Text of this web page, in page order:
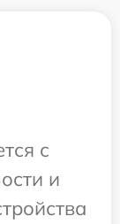
с
и